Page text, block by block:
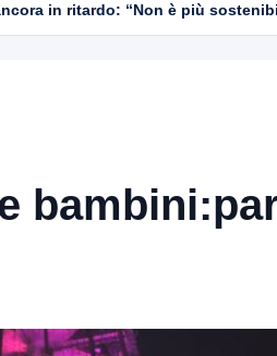
in ritardo: “Non è più